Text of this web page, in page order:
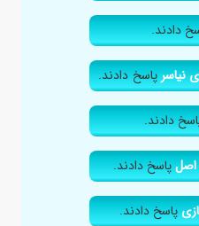
دادند.
نیاسرپاسخ دادند.
دادند.
اصلپاسخ دادند.
پاسخ دادند.